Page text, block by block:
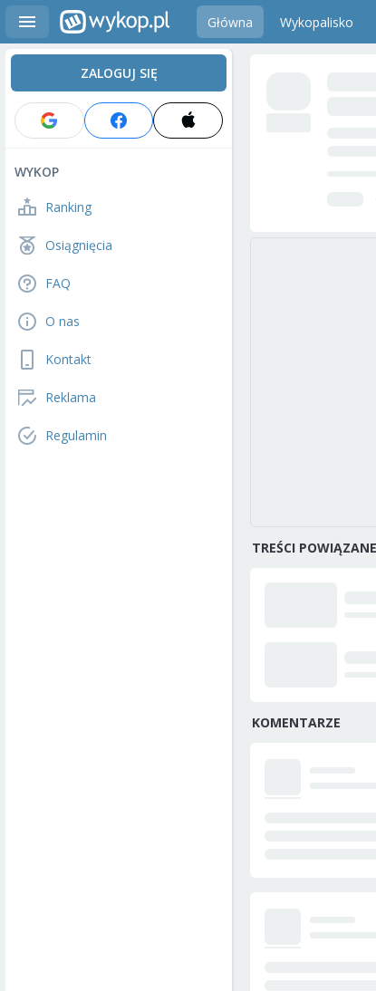
Główna Wykopalisko
ZALOGUJ SIĘ
WYKOP
Ranking
Osiągnięcia
FAQ
O nas
Kontakt
Reklama
Regulamin
TREŚCI POWIĄZANE
KOMENTARZE